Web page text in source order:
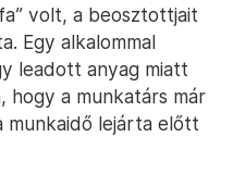
volt, a beosztottjait
Egy alkalommal
leadott anyag miatt
hogy a munkatárs már
munkaidő lejárta előtt